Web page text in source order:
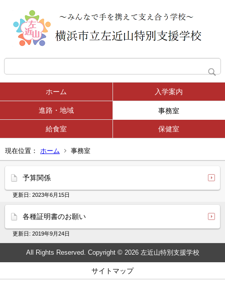
ホーム 入学案内
進路・地域 事務室
給食室 保健室
現在位置： ホーム 事務室
予算関係
更新日: 2023年6月15日
各種証明書のお願い
更新日: 2019年9月24日
All Rights Reserved. Copyright © 2026 左近山特別支援学校
サイトマップ